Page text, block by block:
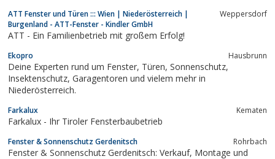
ATT Fenster und Türen ::: Wien | Niederösterreich |
Burgenland - ATT-Fenster - Kindler GmbH
Weppersdorf
ATT - Ein Familienbetrieb mit großem Erfolg!
Ekopro Hausbrunn
Deine Experten rund um Fenster, Türen, Sonnenschutz,
Insektenschutz, Garagentoren und vielem mehr in
Niederösterreich.
Farkalux Kematen
Farkalux - Ihr Tiroler Fensterbaubetrieb
Fenster & Sonnenschutz Gerdenitsch Rohrbach
Fenster & Sonnenschutz Gerdenitsch: Verkauf, Montage und